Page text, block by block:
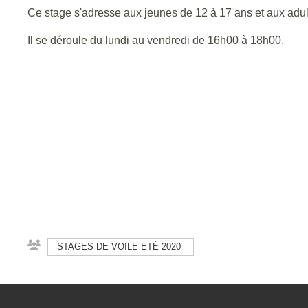
Ce stage s'adresse aux jeunes de 12 à 17 ans et aux
Il se déroule du lundi au vendredi de 16h00 à 18h00.
STAGES DE VOILE ETÉ 2020